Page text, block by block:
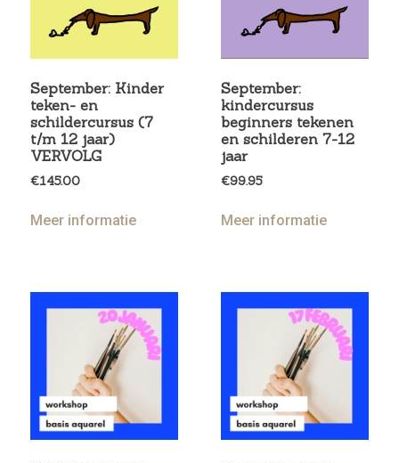
September: Kinder
teken- en
schildercursus (7
t/m 12 jaar)
VERVOLG
€145.00
Meer informatie
September:
kindercursus
beginners tekenen
en schilderen 7-12
jaar
€99.95
Meer informatie